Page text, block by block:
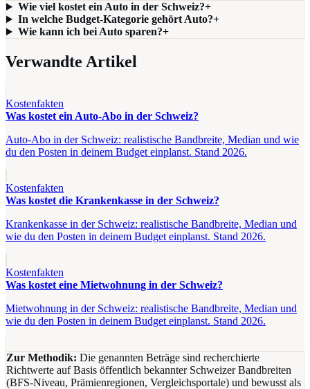
Wie viel kostet ein Auto in der Schweiz?+
In welche Budget-Kategorie gehört Auto?+
Wie kann ich bei Auto sparen?+
Verwandte Artikel
Kostenfakten
Was kostet ein Auto-Abo in der Schweiz?
Auto-Abo in der Schweiz: realistische Bandbreite, Median und wie
du den Posten in deinem Budget einplanst. Stand 2026.
Kostenfakten
Was kostet die Krankenkasse in der Schweiz?
Krankenkasse in der Schweiz: realistische Bandbreite, Median und
wie du den Posten in deinem Budget einplanst. Stand 2026.
Kostenfakten
Was kostet eine Mietwohnung in der Schweiz?
Mietwohnung in der Schweiz: realistische Bandbreite, Median und
wie du den Posten in deinem Budget einplanst. Stand 2026.
Zur Methodik: Die genannten Beträge sind recherchierte
Richtwerte auf Basis öffentlich bekannter Schweizer Bandbreiten
(BFS-Niveau, Prämienregionen, Vergleichsportale) und bewusst als